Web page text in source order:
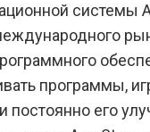
всех в
системы
программы,
постоянно его